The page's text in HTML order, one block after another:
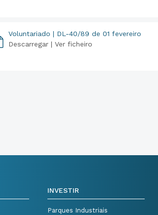
Voluntariado | DL-40/89 de 01 fevereiro
Descarregar | Ver ficheiro
INVESTIR
Parques Industriais